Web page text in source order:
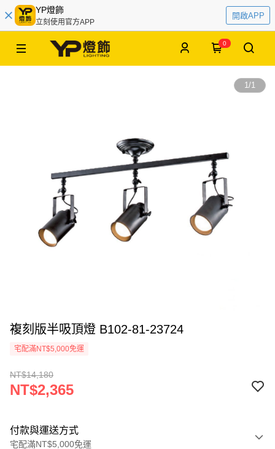
YP燈飾
立刻使用官方APP
開啟APP
0
1/1
複刻版半吸頂燈 B102-81-23724
宅配滿NT$5,000免運
NT$14,180
NT$2,365
付款與運送方式
宅配滿NT$5,000免運